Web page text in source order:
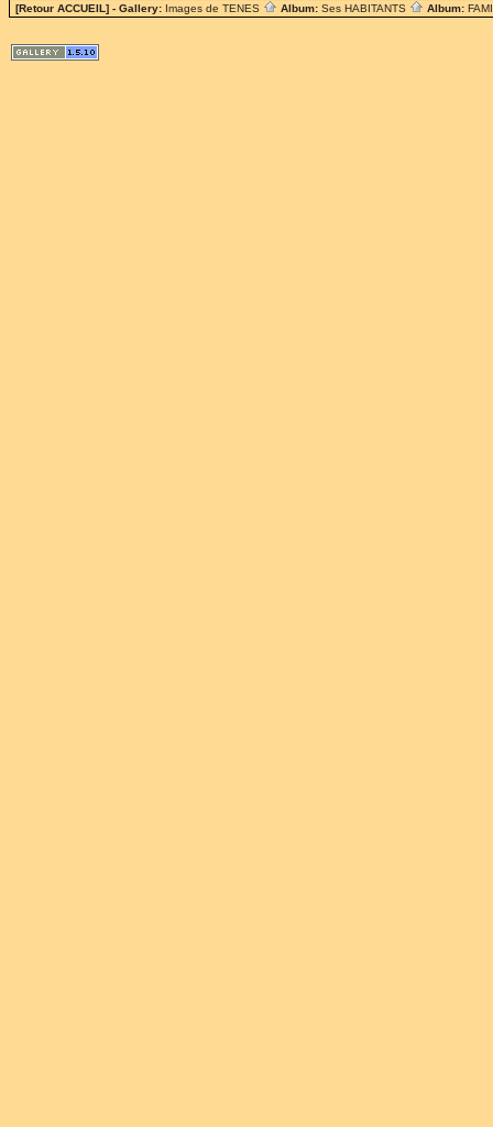
[Retour ACCUEIL] - Gallery: Images de TENES Album: Ses HABITANTS Album: